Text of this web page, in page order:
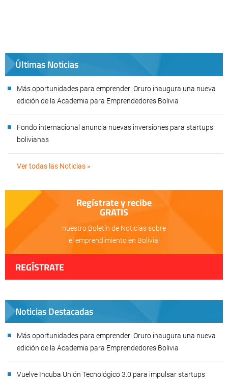
Últimas Noticias
Más oportunidades para emprender: Oruro inaugura una nueva
edición de la Academia para Emprendedores Bolivia
Fondo internacional anuncia nuevas inversiones para startups
bolivianas
Ver todas las Noticias »
Regístrate y recibe
GRATIS
nuestro Boletín de Noticias sobre
el emprendimiento en Bolivia!
REGÍSTRATE
Noticias Destacadas
Más oportunidades para emprender: Oruro inaugura una nueva
edición de la Academia para Emprendedores Bolivia
Vuelve Incuba Unión Tecnológico 3.0 para impulsar startups